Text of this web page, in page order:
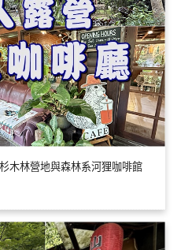
木林營地與森林系河狸咖啡館